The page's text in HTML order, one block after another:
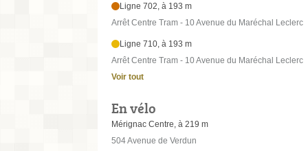
Ligne 702, à 193 m
Arrêt Centre Tram - 10 Avenue du Maréchal Leclerc
Ligne 710, à 193 m
Arrêt Centre Tram - 10 Avenue du Maréchal Leclerc
Voir tout
En vélo
Mérignac Centre, à 219 m
504 Avenue de Verdun